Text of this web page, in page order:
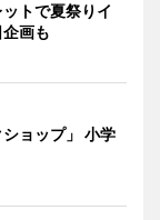
トで夏祭りイ
画も
ョップ」 小学